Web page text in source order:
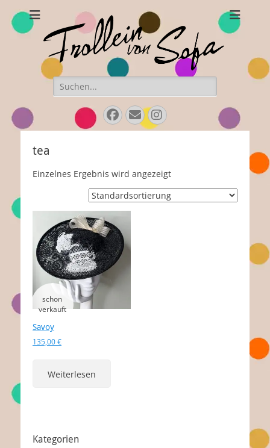
Frollein von Sofa
Handgefertigte Hüte und Accessoires
Suchen
nach:
Facebook
E-
Mail
Instagram
tea
Einzelnes Ergebnis wird angezeigt
Savoy
135,00€
Weiterlesen
Kategorien